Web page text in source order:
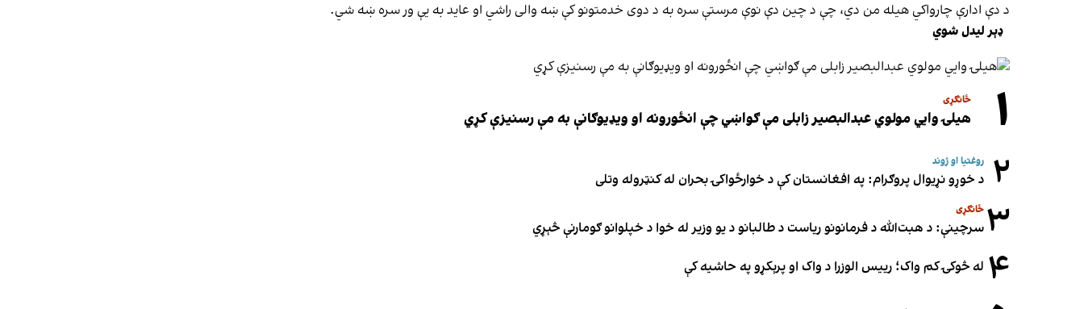
د دې ادارې چارواکي هیله من دي، چې د چین دې نوې مرستې سره به د دوی خدمتونو کې ښه والی راشي او عاید به یې ور سره ښه شي.
ډېر لیدل شوي
۱ ځانګړی
هیلۍ وایي مولوي عبدالبصیر زابلی مې ګواښي چې انځورونه او ویډیوګانې به مې رسنیزې کړي
۲ روغتیا او ژوند
د خوړو نړیوال پروګرام: په افغانستان کې د خوارځواکۍ بحران له کنټروله وتلی
۳ ځانګړی
سرچینې: د هبت‌الله د فرمانونو ریاست د طالبانو د یو وزیر له خوا د خپلوانو ګومارنې څېړي
۴ له څوکۍ کم واک؛ رییس الوزرا د واک او پرېکړو په حاشیه کې